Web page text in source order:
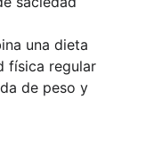
una dieta
física regular
de peso y